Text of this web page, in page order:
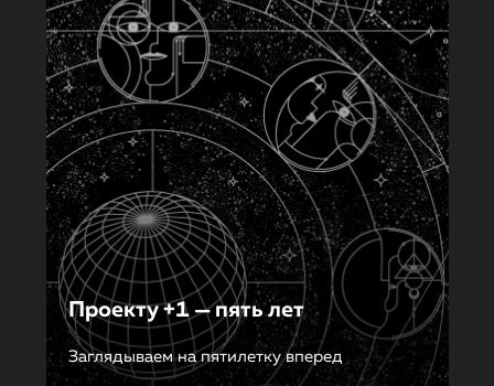
Проекту +1 — пять лет
Заглядываем на пятилетку вперед